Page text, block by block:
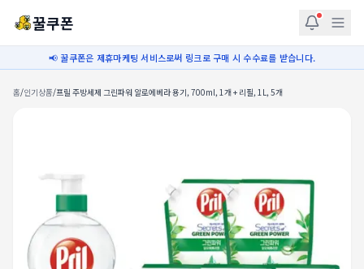
꿀쿠폰
📢 꿀쿠폰은 제휴마케팅 서비스로써 링크로 구매 시 수수료를 받습니다.
홈/인기상품/프릴 주방세제 그린파워 알로에베라 용기, 700ml, 1개 + 리필, 1L, 5개